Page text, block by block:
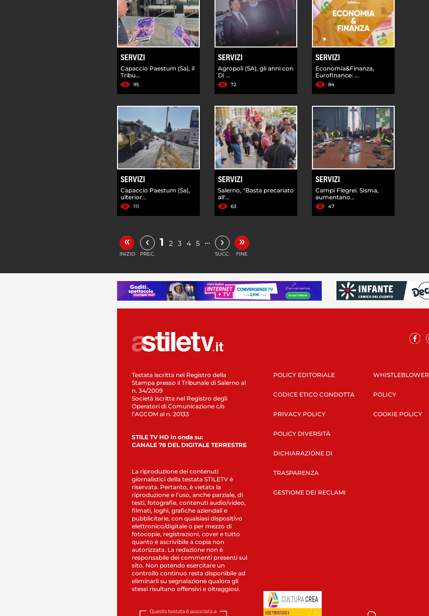
SERVIZI
Capaccio Paestum (Sa), il
Tribu...
95
SERVIZI
Agropoli (SA), gli anni con
Di ...
72
SERVIZI
Economia&Finanza,
Eurofinance: ...
84
SERVIZI
Capaccio Paestum (Sa),
ulterior...
111
SERVIZI
Salerno, "Basta precariato
all'...
63
SERVIZI
Campi Flegrei. Sisma,
aumentano...
47
«
INIZIO
‹
PREC.
1 2 3 4 5 … ›
SUCC.
»
FINE
Testata iscritta nel Registro della
Stampa presso il Tribunale di Salerno al
n. 34/2009
Società iscritta nel Registro degli
Operatori di Comunicazione c/o
l’AGCOM al n. 20133
STILE TV HD in onda su:
CANALE 78 DEL DIGITALE TERRESTRE
La riproduzione dei contenuti
giornalistici della testata STILETV è
riservata. Pertanto, è vietata la
riproduzione e l’uso, anche parziale, di
testi, fotografie, contenuti audio/video,
filmati, loghi, grafiche aziendali e
pubblicitarie, con qualsiasi dispositivo
elettronico/digitale o per mezzo di
fotocopie, registrazioni, cover e tutto
quanto è ascrivibile a copia non
autorizzata. La redazione non è
responsabile dei commenti presenti sul
sito. Non potendo esercitare un
controllo continuo resta disponibile ad
eliminarli su segnalazione qualora gli
stessi risultano offensivi e oltraggiosi.
POLICY EDITORIALE
CODICE ETICO CONDOTTA
PRIVACY POLICY
POLICY DIVERSITÀ
DICHIARAZIONE DI
TRASPARENZA
GESTIONE DEI RECLAMI
WHISTLEBLOWER
POLICY
COOKIE POLICY